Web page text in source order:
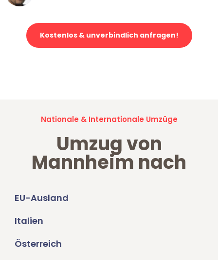
Kostenlos & unverbindlich anfragen!
Nationale & Internationale Umzüge
Umzug von
Mannheim nach
EU-Ausland
Italien
Österreich